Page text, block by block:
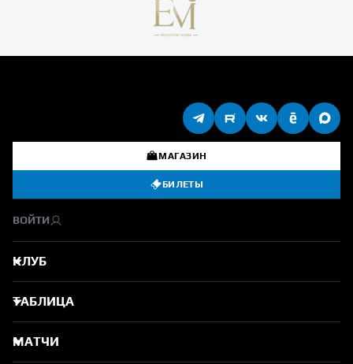
МАГАЗИН
БИЛЕТЫ
ВОЙТИ
КЛУБ
ТАБЛИЦА
МАТЧИ